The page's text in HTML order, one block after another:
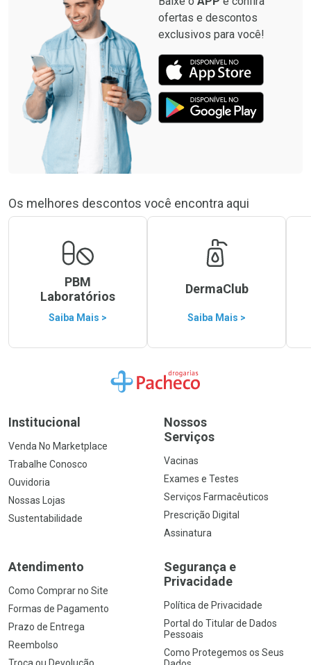
ofertas e descontos
exclusivos para você!
Os melhores descontos você encontra aqui
PBM
Laboratórios
Saiba Mais >
DermaClub
Saiba Mais >
Ir para a Home
Institucional
Venda No Marketplace
Trabalhe Conosco
Ouvidoria
Nossas Lojas
Sustentabilidade
Nossos
Serviços
Vacinas
Exames e Testes
Serviços Farmacêuticos
Prescrição Digital
Assinatura
Atendimento
Como Comprar no Site
Formas de Pagamento
Prazo de Entrega
Reembolso
Segurança e
Privacidade
Política de Privacidade
Portal do Titular de Dados
Pessoais
Como Protegemos os Seus